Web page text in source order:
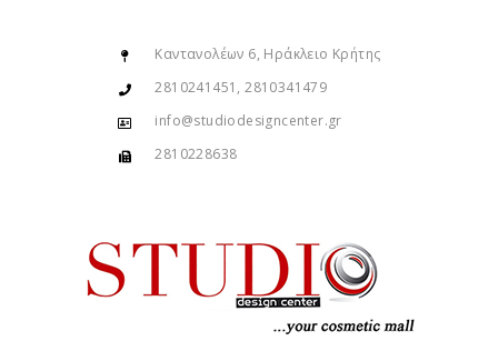
Καντανολέων 6, Ηράκλειο Κρήτης
2810241451, 2810341479
info@studiodesigncenter.gr
2810228638